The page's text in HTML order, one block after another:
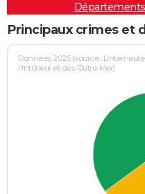
Principaux crimes et
Données 2025 (source :
l'Intérieur et des Outre-Mer)